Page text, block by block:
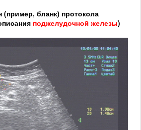
бланк) протокола
поджелудочной железы)